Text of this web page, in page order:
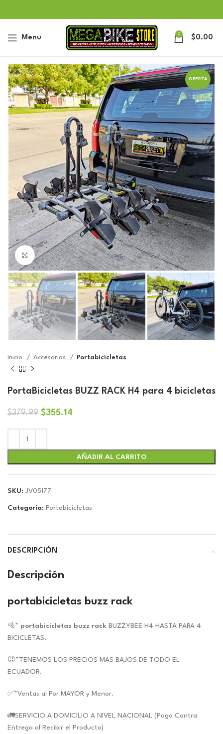
Menu 0 $0.00
OFERTA
Click to enlarge
Inicio Accesorios Portabicicletas
PortaBicicletas BUZZ RACK H4 para 4 bicicletas
$379.99 El
era:
$379.99.
$355.14
$355.14.
AÑADIR AL CARRITO
SKU: JV05177
Categoría: Portabicicletas
DESCRIPCIÓN
Descripción
portabicicletas buzz rack
🚵* portabicicletas buzz rack BUZZYBEE H4 HASTA PARA 4
BICICLETAS.
😉*TENEMOS LOS PRECIOS MAS BAJOS DE TODO EL
ECUADOR.
✅*Ventas al Por MAYOR y Menor.
🚛SERVICIO A DOMICILIO A NIVEL NACIONAL (Paga Contra
Entrega al Recibir el Producto)